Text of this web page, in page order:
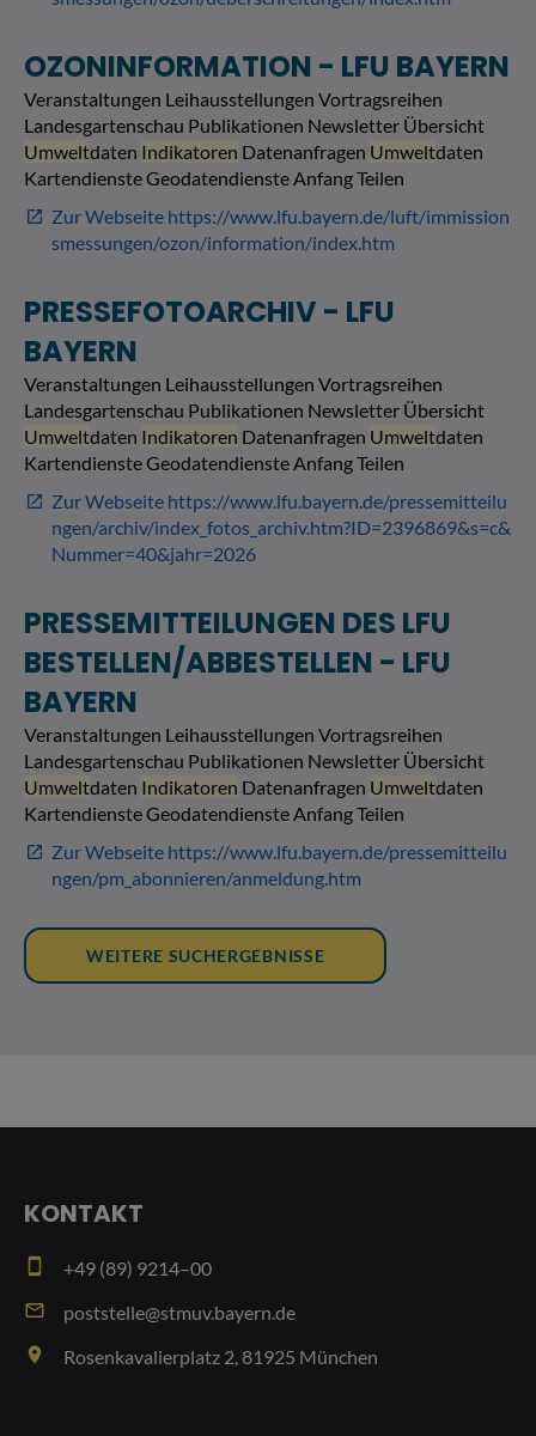
KONTAKT
smartphone +49 (89) 9214–00
email poststelle@stmuv.bayern.de
place Rosenkavalierplatz 2, 81925 München